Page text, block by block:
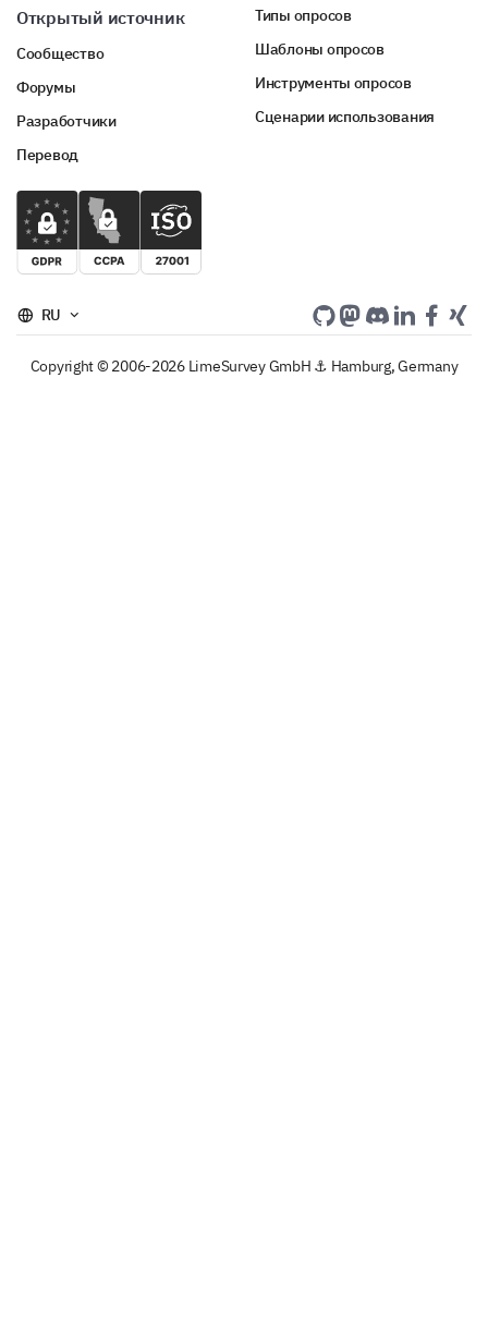
Открытый источник
Сообщество
Форумы
Разработчики
Перевод
Типы опросов
Шаблоны опросов
Инструменты опросов
Сценарии использования
RU
Copyright © 2006-2026 LimeSurvey GmbH ⚓ Hamburg, Germany